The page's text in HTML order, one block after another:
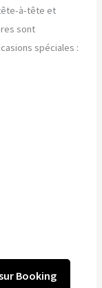
à-tête et
sont
spéciales :
Booking